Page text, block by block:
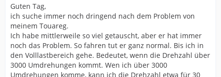
Guten Tag,
ich suche immer noch dringend nach dem Problem von
meinem Touareg.
Ich habe mittlerweile so viel getauscht, aber er hat immer
noch das Problem. So fahren tut er ganz normal. Bis ich in
den Volllastbereich gehe. Bedeutet, wenn die Drehzahl über
3000 Umdrehungen kommt. Wen ich über 3000
Umdrehungen komme, kann ich die Drehzahl etwa für 30